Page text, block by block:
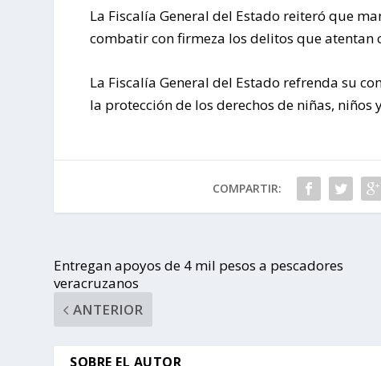
La Fiscalía General del Estado reiteró que
combatir con firmeza los delitos que
La Fiscalía General del Estado refrenda su
la protección de los derechos de niñas, niños
COMPARTIR:
Entregan apoyos de 4 mil pesos a pescadores
veracruzanos
ANTERIOR
SOBRE EL AUTOR